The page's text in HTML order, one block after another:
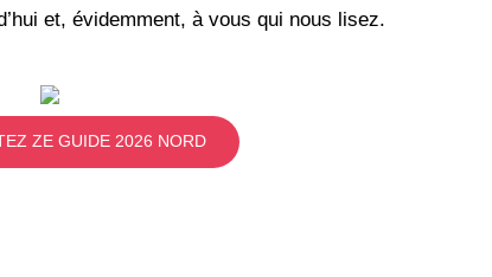
et, évidemment, à vous qui nous lisez.
ZE GUIDE 2026 NORD